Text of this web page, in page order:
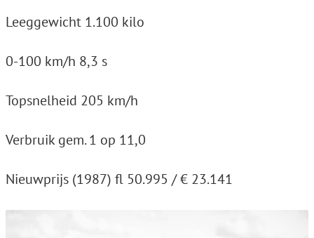
Leeggewicht 1.100 kilo
0-100 km/h 8,3 s
Topsnelheid 205 km/h
Verbruik gem. 1 op 11,0
Nieuwprijs (1987) fl 50.995 / € 23.141